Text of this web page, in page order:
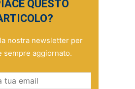
QUESTO
nostra newsletter per
sempre aggiornato.